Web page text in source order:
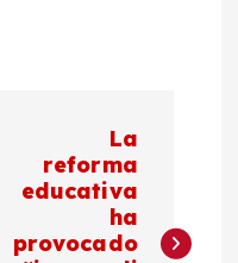
La
reforma
educativa
ha
provocado